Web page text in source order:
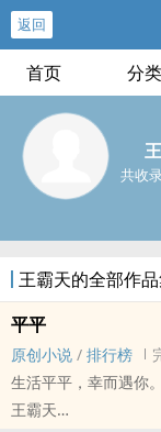
返回
首页 分类
共收
王霸天的全部作
平平
原创小说 / 排行榜
生活平平，幸而遇你。
王霸天